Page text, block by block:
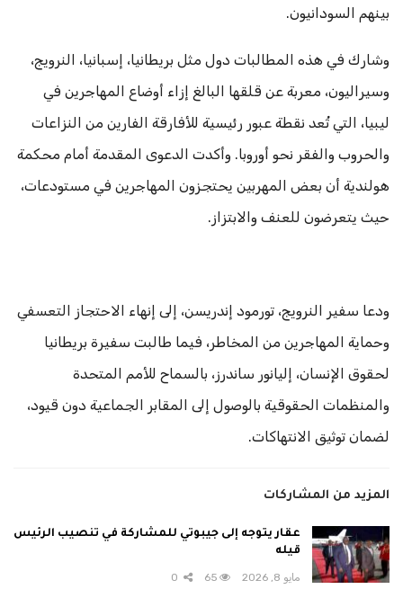
بينهم السودانيون.
وشارك في هذه المطالبات دول مثل بريطانيا، إسبانيا، النرويج،
وسيراليون، معربة عن قلقها البالغ إزاء أوضاع المهاجرين في
ليبيا، التي تُعد نقطة عبور رئيسية للأفارقة الفارين من النزاعات
والحروب والفقر نحو أوروبا. وأكدت الدعوى المقدمة أمام محكمة
هولندية أن بعض المهربين يحتجزون المهاجرين في مستودعات،
حيث يتعرضون للعنف والابتزاز.
ودعا سفير النرويج، تورمود إندريسن، إلى إنهاء الاحتجاز التعسفي
وحماية المهاجرين من المخاطر، فيما طالبت سفيرة بريطانيا
لحقوق الإنسان، إليانور ساندرز، بالسماح للأمم المتحدة
والمنظمات الحقوقية بالوصول إلى المقابر الجماعية دون قيود،
لضمان توثيق الانتهاكات.
المزيد من المشاركات
عقار يتوجه إلى جيبوتي للمشاركة في تنصيب الرئيس
قيله
مايو 8, 2026 65